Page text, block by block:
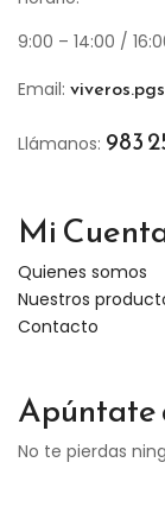
9:00 – 14:00 /
Email:
Llámanos: 983
Mi
Quienes somos
Nuestros
Contacto
Apúntate
No te pierdas